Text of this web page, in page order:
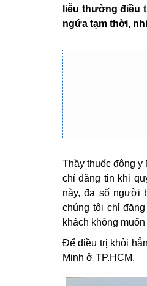
liễu thường điều
ngứa tạm thời,
Thầy thuốc đông
chỉ đăng tin khi
này, đa số người
chúng tôi chỉ
khách không
Để điều trị khỏi
Minh ở TP.HCM.